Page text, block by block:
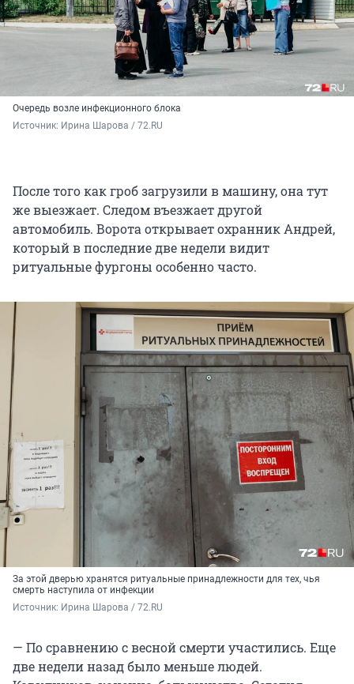
Очередь возле инфекционного блока
Источник: Ирина Шарова / 72.RU
После того как гроб загрузили в машину, она тут
же выезжает. Следом въезжает другой
автомобиль. Ворота открывает охранник Андрей,
который в последние две недели видит
ритуальные фургоны особенно часто.
За этой дверью хранятся ритуальные принадлежности для тех, чья
смерть наступила от инфекции
Источник: Ирина Шарова / 72.RU
— По сравнению с весной смерти участились. Еще
две недели назад было меньше людей.